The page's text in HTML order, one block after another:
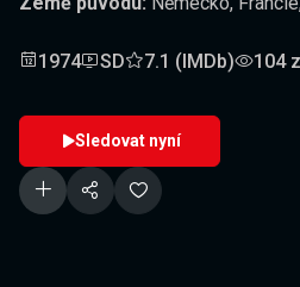
1974 SD 7.1 (IMDb) 104
Sledovat nyní